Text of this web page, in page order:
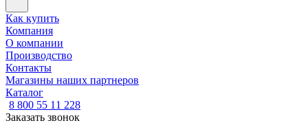
Как купить
Компания
О компании
Производство
Контакты
Магазины наших партнеров
Каталог
8 800 55 11 228
Заказать звонок